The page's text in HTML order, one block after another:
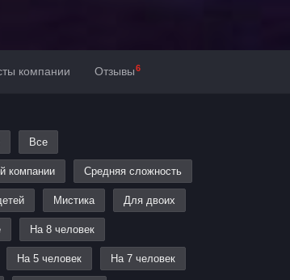
компании Отзывы6
Все
компании Средняя сложность
Мистика Для двоих
На 8 человек
На 5 человек На 7 человек